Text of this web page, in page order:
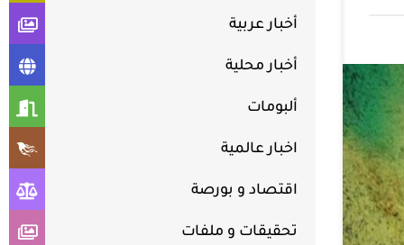
أخبار عربية
أخبار محلية
ألبومات
اخبار عالمية
اقتصاد و بورصة
تحقيقات و ملفات